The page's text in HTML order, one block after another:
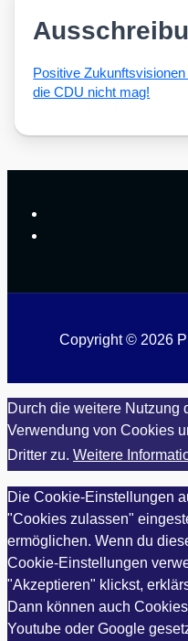
Posi­ti­ve
die CDU nicht mag!
Copyright © 2026
Durch die weitere Nutzung
Verwendung von Cookies
Dritter zu. Weitere
Die Cookie-Einstellungen
"Cookies zulassen"
ermöglichen. Wenn du
Cookie-Einstellungen
"Akzeptieren" klickst,
Dann können auch
Youtube oder Google